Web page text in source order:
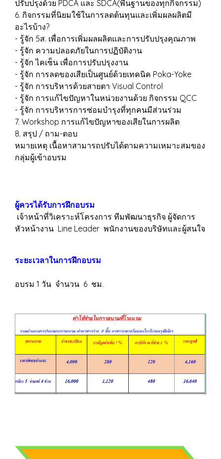
ปรับปรุงด้วย PDCA และ SDCA(พื้นฐานของทุกกิจกรรม)
6. กิจกรรมที่นิยมใช้ในการลดต้นทุนและเพิ่มผลผลิตมี
อะไรบ้าง?
- รู้จัก 5ส. เพื่อการเพิ่มผลผลิตและการปรับปรุงคุณภาพ
- รู้จัก ความปลอดภัยในการปฏิบัติงาน
- รู้จัก ไคเซ็น เพื่อการปรับปรุงงาน
- รู้จัก การลดของเสียเป็นศูนย์ด้วยเทคนิค Poka-Yoke
- รู้จัก การบริหารด้วยสายตา Visual Control
- รู้จัก การแก้ไขปัญหาในหน่วยงานด้วย กิจกรรม QCC
- รู้จัก การบริหารการซ่อมบำรุงที่ทุกคนมีส่วนร่วม
7. Workshop การแก้ไขปัญหาของเสียในการผลิต
8. สรุป / ถาม-ตอบ
หมายเหตุ เนื้อหาสามารถปรับได้ตามความเหมาะสมของ
กลุ่มผู้เข้าอบรม
ผู้ควรได้รับการฝึกอบรม
เจ้าหน้าที่วิเคราะห์โครงการ ทีมพัฒนาธุรกิจ ผู้จัดการ
หัวหน้างาน Line Leader พนักงานของบริษัทและผู้สนใจ
ระยะเวลาในการฝึกอบรม
อบรม 1 วัน จำนวน 6 ชม.